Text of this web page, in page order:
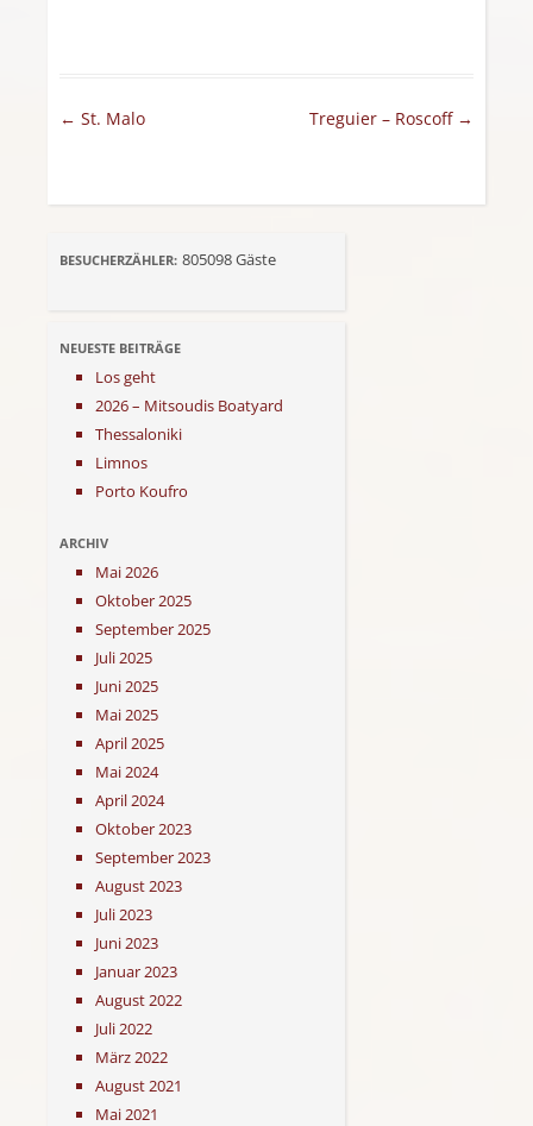
Artikel-Navigation
← St. Malo Treguier – Roscoff →
BESUCHERZÄHLER: 805098Gäste
NEUESTE BEITRÄGE
Los geht
2026 – Mitsoudis Boatyard
Thessaloniki
Limnos
Porto Koufro
ARCHIV
Mai 2026
Oktober 2025
September 2025
Juli 2025
Juni 2025
Mai 2025
April 2025
Mai 2024
April 2024
Oktober 2023
September 2023
August 2023
Juli 2023
Juni 2023
Januar 2023
August 2022
Juli 2022
März 2022
August 2021
Mai 2021